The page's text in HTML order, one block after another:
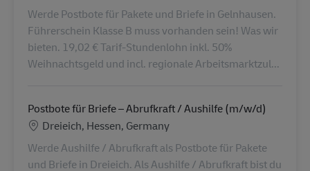
Werde Postbote für Pakete und Briefe in Gelnhausen.
Führerschein Klasse B muss vorhanden sein! Was wir
bieten. 19,02 € Tarif-Stundenlohn inkl. 50%
Weihnachtsgeld und incl. regionale Arbeitsmarktzul...
Postbote für Briefe – Abrufkraft / Aushilfe (m/w/d)
Location
Dreieich, Hessen, Germany
Werde Aushilfe / Abrufkraft als Postbote für Pakete
und Briefe in Dreieich. Als Aushilfe / Abrufkraft bist du